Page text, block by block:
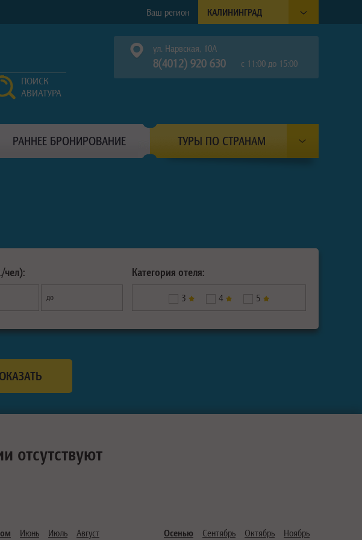
КАЛИНИНГРАД
Ваш регион
ТУРЫ ПО СТРАНАМ
ПОИСК
АВИАТУРА
ул. Нарвская, 10А
с 11:00 до 15:00
8(4012) 920 630
РАННЕЕ БРОНИРОВАНИЕ
чел):
до
Категория отеля:
3 4 5
отсутствуют
Июнь Июль Август Осенью Сентябрь Октябрь Ноябрь